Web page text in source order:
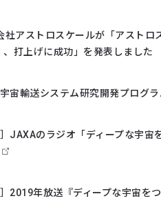
社アストロスケールが「アストロ
、打上げに成功」を発表しました
宇宙輸送システム研究開発プログ
］JAXAのラジオ「ディープな宇
］2019年放送『ディープな宇宙を